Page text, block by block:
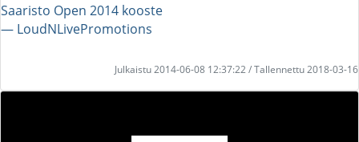
Saaristo Open 2014 kooste
― LoudNLivePromotions
Julkaistu 2014-06-08 12:37:22 / Tallennettu 2018-03-16